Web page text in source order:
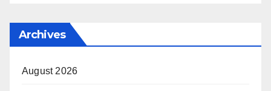
Archives
August 2026